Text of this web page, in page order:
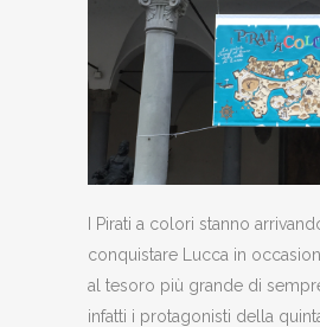
I Pirati a colori stanno
conquistare Lucca in
al tesoro più grande di
infatti i protagonisti della